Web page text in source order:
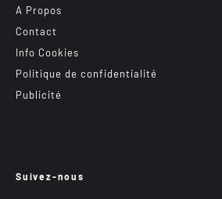
A Propos
Contact
Info Cookies
Politique de confidentialité
Publicité
Suivez-nous